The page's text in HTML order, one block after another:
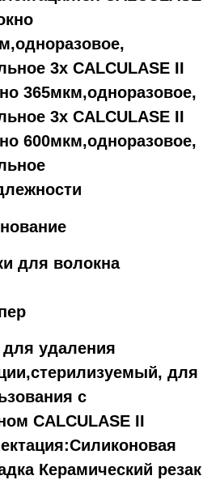
3x CALCULASE II
365мкм,одноразовое,
3x CALCULASE II
600мкм,одноразовое,
для волокна
удаления
, для
с
CALCULASE II
:Силиконовая
Керамический резак